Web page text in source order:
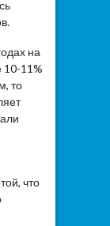
на
10-11%
то
что